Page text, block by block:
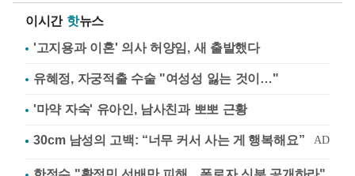
이시간 핫뉴스
'고지용과 이혼' 의사 허양임, 새 출발했다
유혜정, 자궁적출 수술 "여성성 잃는 것이…"
'마약 자숙' 유아인, 남사친과 뽀뽀 근황